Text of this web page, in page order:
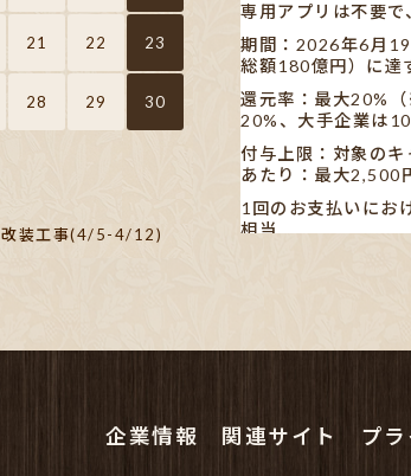
21 22 23
28 29 30
改装工事(4/5-4/12)
専用アプリは不要で
期間：2026年6月
総額180億円）に達
還元率：最大20%
20%、大手企業は
付与上限：対象の
あたり：最大2,500
1回のお支払いにお
相当
※利用する店舗によ
が…、正直分かりに
企業情報 関連サイト プ